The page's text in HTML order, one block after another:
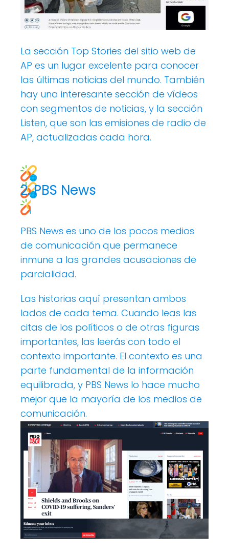
La sección Top Stories del sitio web de
AP es un lugar excelente para conocer
las últimas noticias del mundo. También
hay una interesante sección de vídeos
con segmentos de noticias, y la sección
Listen, que son las emisiones de radio de
AP, actualizadas cada hora.
2. PBS News
PBS News es uno de los pocos medios
de comunicación que permanece
inmune a las grandes acusaciones de
parcialidad.
Las historias aquí presentan ambos
lados de cada tema. Cuando leas las
citas de los políticos o de otras figuras
importantes, las leerás con todo el
contexto importante. El contexto es una
parte fundamental de la información
equilibrada, y PBS News lo hace mucho
mejor que la mayoría de los medios de
comunicación.